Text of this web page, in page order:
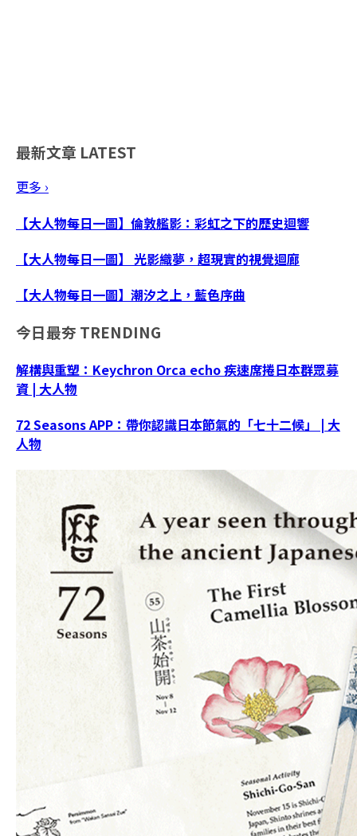
最新文章 LATEST
更多 ›
【大人物每日一圖】倫敦艦影：彩虹之下的歷史迴響
【大人物每日一圖】 光影織夢，超現實的視覺迴廊
【大人物每日一圖】潮汐之上，藍色序曲
今日最夯 TRENDING
解構與重塑：Keychron Orca echo 疾速席捲日本群眾募
資 | 大人物
72 Seasons APP：帶你認識日本節氣的「七十二候」 | 大
人物